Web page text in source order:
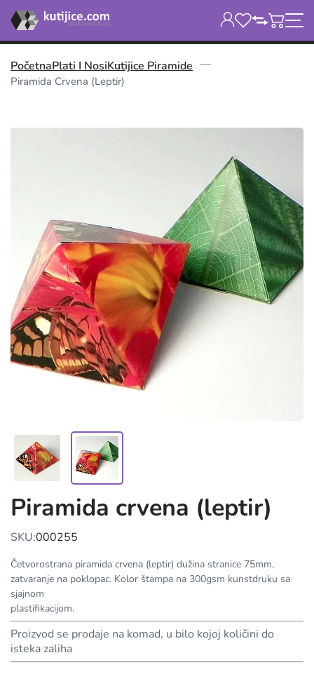
PočetnaPlati I NosiKutijice Piramide
Piramida Crvena (leptir)
Piramida crvena (leptir)
SKU:000255
Četvorostrana piramida crvena (leptir) dužina stranice 75mm,
zatvaranje na poklopac. Kolor štampa na 300gsm kunstdruku sa
sjajnom
plastifikacijom.
Proizvod se prodaje na komad, u bilo kojoj količini do
isteka zaliha